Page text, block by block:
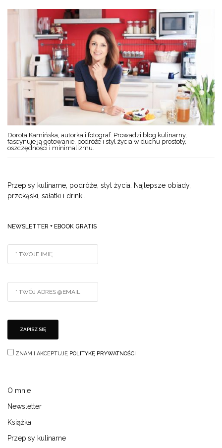
Dorota Kamińska, autorka i fotograf. Prowadzi blog kulinarny,
fascynuje ją gotowanie, podróże i styl życia w duchu prostoty,
oszczędności i minimalizmu.
Przepisy kulinarne, podróże, styl życia. Najlepsze obiady,
przekąski, sałatki i drinki.
NEWSLETTER + EBOOK GRATIS
ZNAM I AKCEPTUJĘ POLITYKĘ PRYWATNOŚCI
O mnie
Newsletter
Książka
Przepisy kulinarne